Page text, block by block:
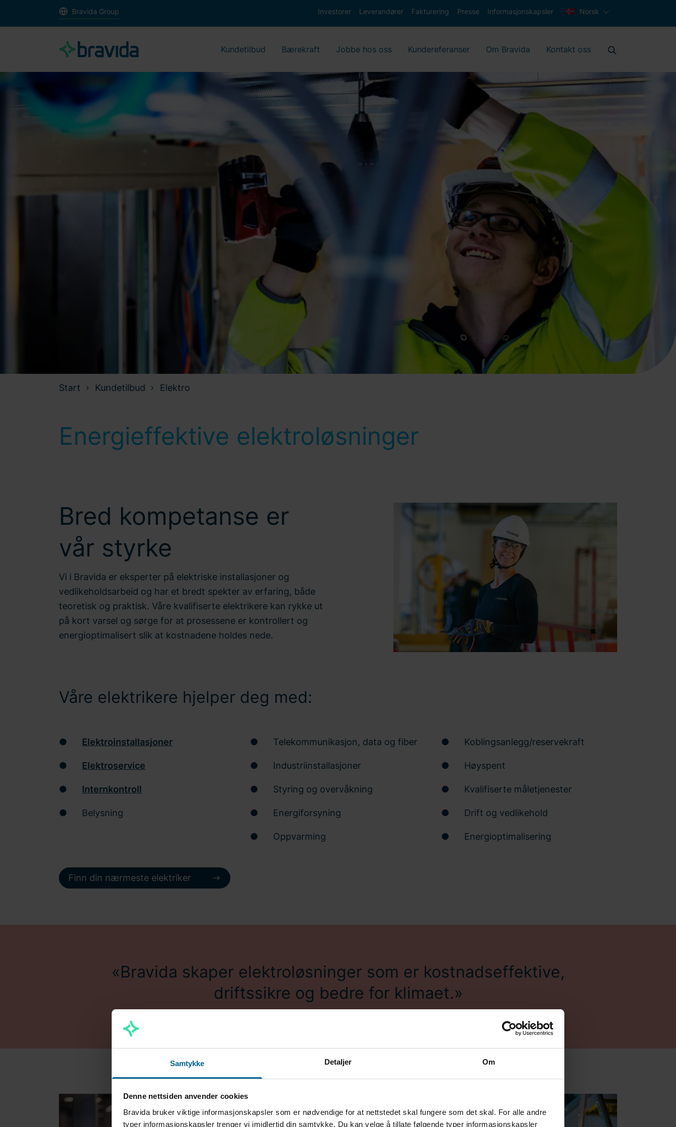
Samtykke Detaljer Om
Denne nettsiden anvender cookies
Bravida bruker viktige informasjonskapsler som er nødvendige for at nettstedet skal fungere som det skal. For alle andre
typer informasjonskapsler trenger vi imidlertid din samtykke. Du kan velge å tillate følgende typer informasjonskapsler
Bravida Group Investorer Leverandører Fakturering Presse Informasjonskapsler Norsk
Kundetilbud Bærekraft Jobbe hos oss Kundereferanser Om Bravida Kontakt oss
Start Kundetilbud Elektro
Energieffektive elektroløsninger
Bred kompetanse er
vår styrke
Vi i Bravida er eksperter på elektriske installasjoner og
vedlikeholdsarbeid og har et bredt spekter av erfaring, både
teoretisk og praktisk. Våre kvalifiserte elektrikere kan rykke ut
på kort varsel og sørge for at prosessene er kontrollert og
energioptimalisert slik at kostnadene holdes nede.
Våre elektrikere hjelper deg med:
● Elektroinstallasjoner
● Elektroservice
● Internkontroll
● Belysning
● Telekommunikasjon, data og fiber
● Industriinstallasjoner
● Styring og overvåkning
● Energiforsyning
● Oppvarming
● Koblingsanlegg/reservekraft
● Høyspent
● Kvalifiserte måletjenester
● Drift og vedlikehold
● Energioptimalisering
Finn din nærmeste elektriker
Bravida skaper elektroløsninger som er kostnadseffektive,
driftssikre og bedre for klimaet.